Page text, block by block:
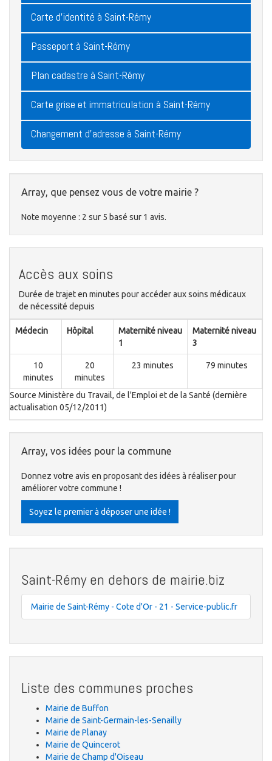
Carte d'identité à Saint-Rémy
Passeport à Saint-Rémy
Plan cadastre à Saint-Rémy
Carte grise et immatriculation à Saint-Rémy
Changement d'adresse à Saint-Rémy
Array, que pensez vous de votre mairie ?
Note moyenne : 2 sur 5 basé sur 1 avis.
Accès aux soins
Durée de trajet en minutes pour accéder aux soins médicaux
de nécessité depuis
Médecin Hôpital
Maternité niveau
1
Maternité niveau
3
10
minutes
20
minutes
23 minutes 79 minutes
Source Ministère du Travail, de l'Emploi et de la Santé (dernière
actualisation 05/12/2011)
Array, vos idées pour la commune
Donnez votre avis en proposant des idées à réaliser pour
améliorer votre commune !
Soyez le premier à déposer une idée !
Saint-Rémy en dehors de mairie.biz
Mairie de Saint-Rémy - Cote d'Or - 21 - Service-public.fr
Liste des communes proches
Mairie de Buffon
Mairie de Saint-Germain-les-Senailly
Mairie de Planay
Mairie de Quincerot
Mairie de Champ d'Oiseau